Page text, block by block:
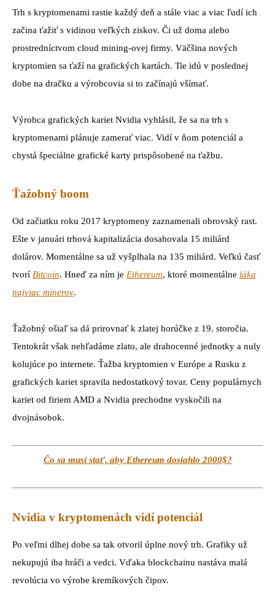
Trh s kryptomenami rastie každý deň a stále viac a viac ľudí ich
začina ťažiť s vidinou veľkých ziskov. Či už doma alebo
prostredníctvom cloud mining-ovej firmy. Väčšina nových
kryptomien sa ťaží na grafických kartách. Tie idú v poslednej
dobe na dračku a výrobcovia si to začínajú všímať.
Výrobca grafických kariet Nvidia vyhlásil, že sa na trh s
kryptomenami plánuje zamerať viac. Vidí v ňom potenciál a
chystá špeciálne grafické karty prispôsobené na ťažbu.
Ťažobný boom
Od začiatku roku 2017 kryptomeny zaznamenali obrovský rast.
Ešte v januári trhová kapitalizácia dosahovala 15 miliárd
dolárov. Momentálne sa už vyšplhala na 135 miliárd. Veľkú časť
tvorí Bitcoin. Hneď za ním je Ethereum, ktoré momentálne láka
najviac minerov.
Ťažobný ošiaľ sa dá prirovnať k zlatej horúčke z 19. storočia.
Tentokrát však nehľadáme zlato, ale drahocenné jednotky a nuly
kolujúce po internete. Ťažba kryptomien v Európe a Rusku z
grafických kariet spravila nedostatkový tovar. Ceny populárnych
kariet od firiem AMD a Nvidia prechodne vyskočili na
dvojnásobok.
Čo sa musí stať, aby Ethereum dosiahlo 2000$?
Nvidia v kryptomenách vidí potenciál
Po veľmi dlhej dobe sa tak otvoril úplne nový trh. Grafiky už
nekupujú iba hráči a vedci. Vďaka blockchainu nastáva malá
revolúcia vo výrobe kremíkových čipov.